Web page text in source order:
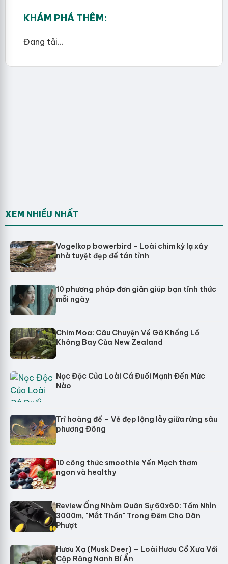
KHÁM PHÁ THÊM:
Đang tải...
XEM NHIỀU NHẤT
Vogelkop bowerbird - Loài chim kỳ lạ xây
nhà tuyệt đẹp để tán tỉnh
10 phương pháp đơn giản giúp bạn tỉnh thức
mỗi ngày
Chim Moa: Câu Chuyện Về Gã Khổng Lồ
Không Bay Của New Zealand
Nọc Độc Của Loài Cá Đuối Mạnh Đến Mức
Nào
Trĩ hoàng đế – Vẻ đẹp lộng lẫy giữa rừng sâu
phương Đông
10 công thức smoothie Yến Mạch thơm
ngon và healthy
Review Ống Nhòm Quân Sự 60x60: Tầm Nhìn
3000m, "Mắt Thần" Trong Đêm Cho Dân
Phượt
Hươu Xạ (Musk Deer) – Loài Hươu Cổ Xưa Với
Cặp Răng Nanh Bí Ẩn